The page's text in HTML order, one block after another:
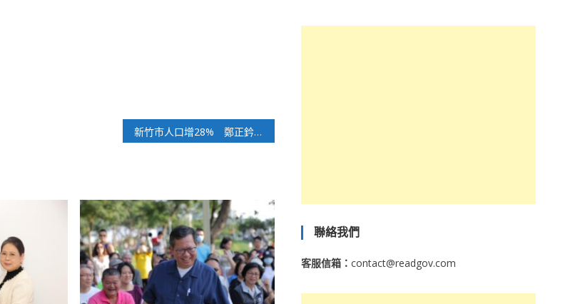
新竹市人口增28% 鄭正鈐批中央仍用30年前公式算地方人力
聯絡我們
客服信箱： contact@readgov.com